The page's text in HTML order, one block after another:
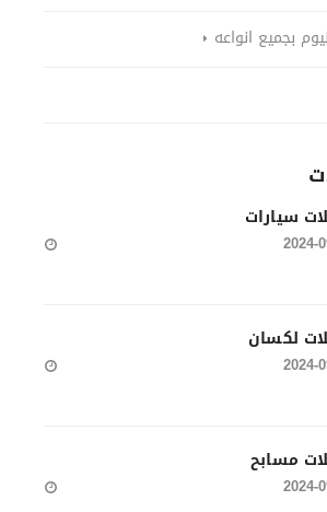
بجميع انواعه
سيارات
2024-
لكسان
2024-
مسابح
2024-